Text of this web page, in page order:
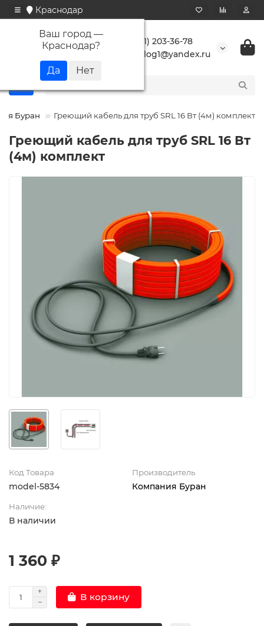
Краснодар
Ваш город —
Краснодар?
+7 (861) 203-36-78
buranlog1@yandex.ru
Буран Греющий кабель для труб SRL 16 Вт (4м) комплект
Греющий кабель для труб SRL 16 Вт
(4м) комплект
Код Товара
model-5834
Производитель
Компания Буран
Наличие:
В наличии
1 360 ₽
В корзину